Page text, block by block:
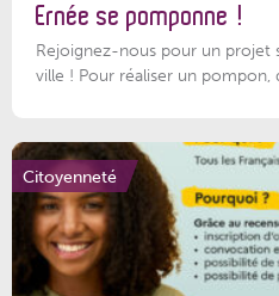
Ernée se pomponne !
Rejoignez-nous pour un projet
ville ! Pour réaliser un pompon,
Citoyenneté